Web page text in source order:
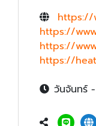
https://
https://
https://
https://
วันจันทร์